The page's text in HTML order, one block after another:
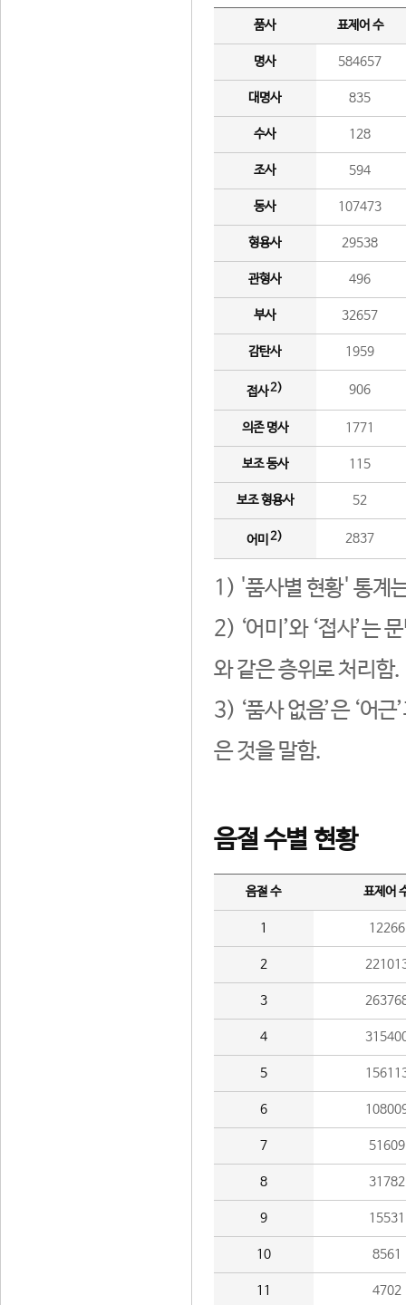
품사 표제어 수
명사 584657
대명사 835
수사 128
조사 594
동사 107473
형용사 29538
관형사 496
부사 32657
감탄사 1959
접사2) 906
의존 명사 1771
보조 동사 115
보조 형용사 52
어미 2) 2837
1) '품사별 현황' 통계
2) ‘어미’와 ‘접사’는
와 같은 층위로 처리함.
3) ‘품사 없음’은 ‘어
은 것을 말함.
음절 수별 현황
음절 수 표제어
1 12266
2
3
4
5
6
7 51609
8 31782
9 15531
10 8561
11 4702